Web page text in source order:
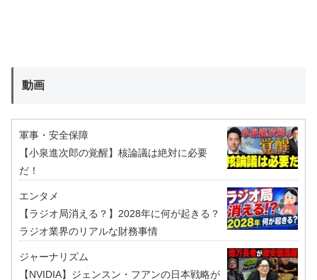
動画
軍事・安全保障
【小泉進次郎の覚醒】核論議は絶対に必要
だ！
エンタメ
【ラジオ局消える？】2028年に何が起きる？
ラジオ業界のリアルな財務事情
ジャーナリズム
【NVIDIA】ジェンスン・フアンの日本戦略が